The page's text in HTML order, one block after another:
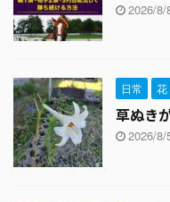
2026/8/
日常 花
草ぬき
2026/8/